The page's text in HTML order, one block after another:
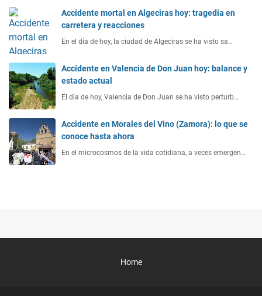
Accidente mortal en Algeciras hoy: tragedia en
carretera y reacciones
En el día de hoy, la ciudad de Algeciras se ha visto sa…
Accidente en Valencia de Don Juan hoy: balance y
estado actual
El día de hoy, Valencia de Don Juan se ha visto perturb…
Accidente en Morales del Vino (Zamora): lo que se
conoce hasta ahora
En el microcosmos de la vida cotidiana, a veces emergen…
Home